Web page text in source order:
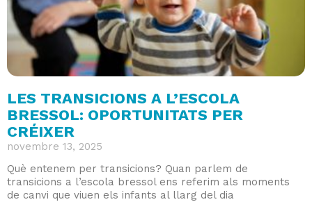
LES TRANSICIONS A L’ESCOLA
BRESSOL: OPORTUNITATS PER
CRÉIXER
novembre 13, 2025
Què entenem per transicions? Quan parlem de
transicions a l’escola bressol ens referim als moments
de canvi que viuen els infants al llarg del dia